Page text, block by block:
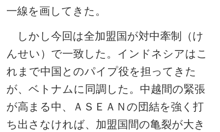
一線を画してきた。
しかし今回は全加盟国が対中牽制（け
んせい）で一致した。インドネシアはこ
れまで中国とのパイプ役を担ってきた
が、ベトナムに同調した。中越間の緊張
が高まる中、ＡＳＥＡＮの団結を強く打
ち出さなければ、加盟国間の亀裂が大き